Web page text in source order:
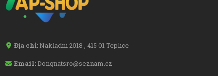
Địa chỉ: Nakladni 2018 , 415 01 Teplice
Email:Dongnatsro@seznam.cz